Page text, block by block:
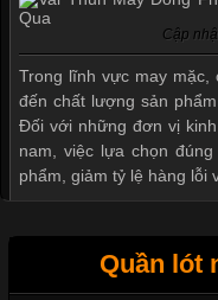
Cập
Trong lĩnh vực may mặc,
đến chất lượng sản
Đối với những đơn vị
nam, việc lựa chọn
phẩm, giảm tỷ lệ hàng lỗi
Quần lót
Xu hướng thời
Giặt và bảo
Mẫu quần